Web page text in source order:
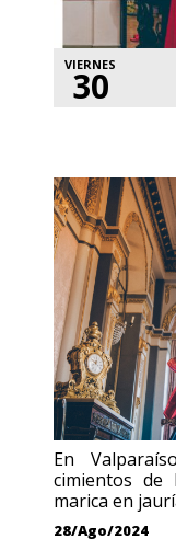
VIERNES
30
En
cimientos de
marica en
28/Ago/2024